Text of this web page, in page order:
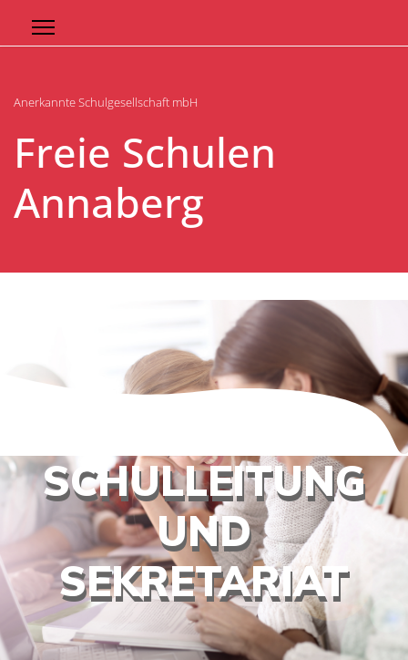
Anerkannte Schulgesellschaft mbH
Freie Schulen
Annaberg
SCHULLEITUNG
UND
SEKRETARIAT